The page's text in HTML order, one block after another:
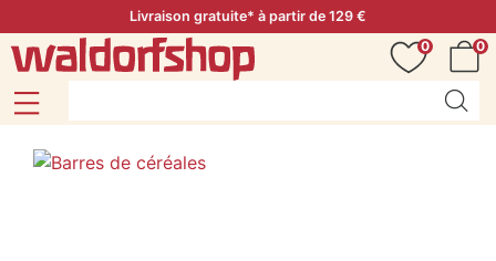
Livraison gratuite* à partir de 129 €
0
0